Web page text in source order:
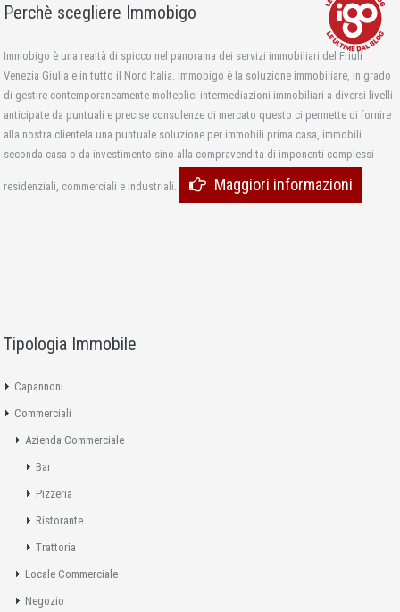
Perchè scegliere Immobigo
Immobigo è una realtà di spicco nel panorama dei servizi immobiliari del Friuli
Venezia Giulia e in tutto il Nord Italia. Immobigo è la soluzione immobiliare, in grado
di gestire contemporaneamente molteplici intermediazioni immobiliari a diversi livelli
anticipate da puntuali e precise consulenze di mercato questo ci permette di fornire
alla nostra clientela una puntuale soluzione per immobili prima casa, immobili
seconda casa o da investimento sino alla compravendita di imponenti complessi
residenziali, commerciali e industriali. Maggiori informazioni
Tipologia Immobile
Capannoni
Commerciali
Azienda Commerciale
Bar
Pizzeria
Ristorante
Trattoria
Locale Commerciale
Negozio